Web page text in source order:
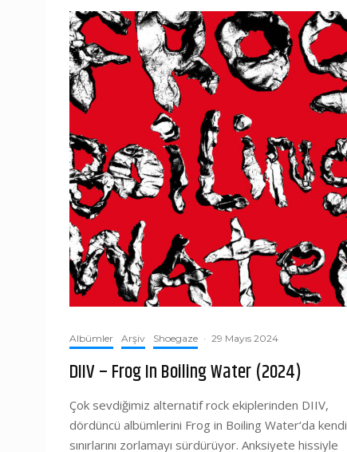
Albümler Arşiv Shoegaze · 29 Mayıs 2024
DIIV – Frog In Boiling Water (2024)
Çok sevdiğimiz alternatif rock ekiplerinden DIIV,
dördüncü albümlerini Frog in Boiling Water‘da kendi
sınırlarını zorlamayı sürdürüyor. Anksiyete hissiyle